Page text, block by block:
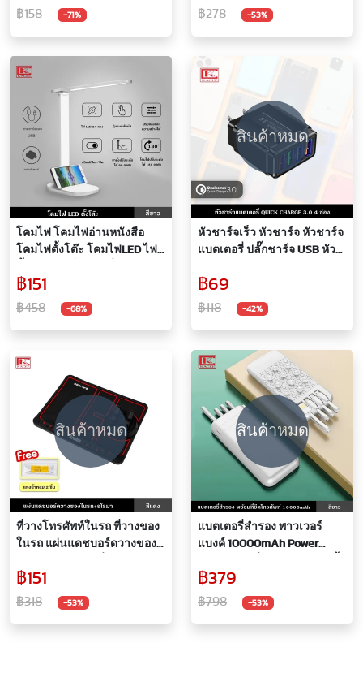
แท่นวางโทรศัพท์ในรถ ยืดด้าม
จับได้ หมุนแนวนอน แนวตั้ง
วางมือถือ CAR HOLDER REAR
MIRROR
฿158 -71%
ในรถยนต์ ขนาดเล็ก ประหยัด
฿278 -53%
โคมไฟ โคมไฟอ่านหนังสือ
โคมไฟตั้งโต๊ะ โคมไฟLED ไฟ
โทรศัพท์ ปรับระดับได้ แสง 3 สี
พร้อมสายชาร์จ หัวชาร์จไฟ
฿151
฿458 -68%
สินค้าหมด
หัวชาร์จเร็ว หัวชาร์จ หัวชาร์จ
แบตเตอรี่ ปลั๊กชาร์จ USB หัว
ได้ 4 ช่อง 5V/5.1A QC 3.0
QUICK CHARGE
฿69
฿118 -42%
สินค้าหมด
ที่วางโทรศัพท์ในรถ ที่วางของ
ในรถ แผ่นแดชบอร์ดวางของ
ลื่น วางโทรศัพท์กันลื่น ใช้งาน
ได้หลายฟังก์ชั่น
฿151
฿318 -53%
สินค้าหมด
แบตเตอรี่สำรอง พาวเวอร์
แบงค์ 10000mAh Power
ที่ยึดกับโทรศัพท์ ที่ชาร์จ
โทรศัพท์ ที่ชาร์จนาฬิกา 3in1 ที่
ชาร์จ3สาย
฿379
฿798 -53%